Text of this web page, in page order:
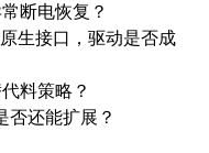
断电恢复？
生接口，驱动是否成
料策略？
否还能扩展？